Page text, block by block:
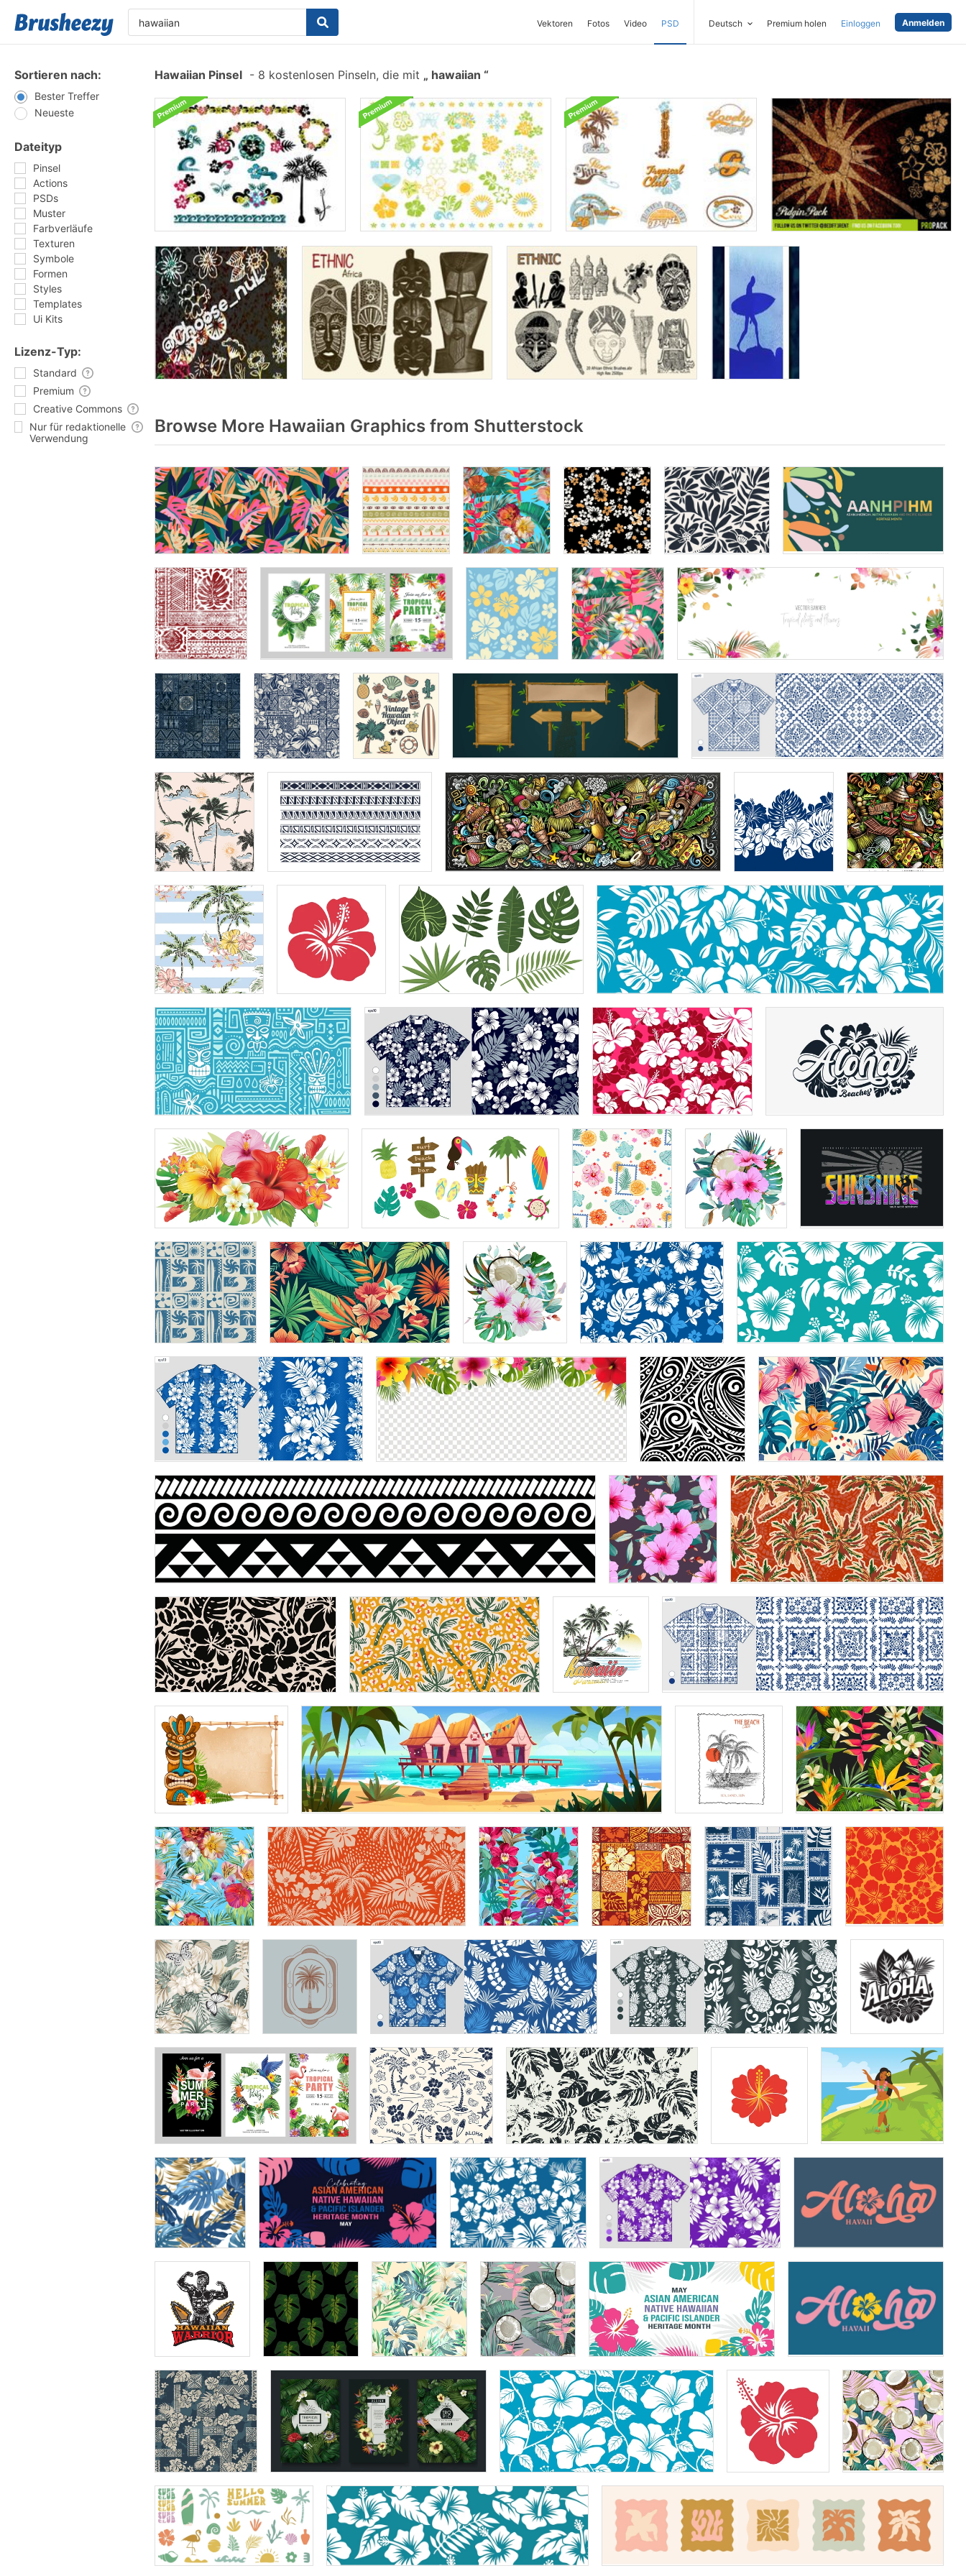
Vektoren Fotos Video PSD Deutsch Premium holen Einloggen Anmelden
Sortieren nach:
Bester Treffer
Neueste
Dateityp
Pinsel
Actions
PSDs
Muster
Farbverläufe
Texturen
Symbole
Formen
Styles
Templates
Ui Kits
Lizenz-Typ:
Standard
Premium
Creative Commons
Nur für redaktionelle
Verwendung
Hawaiian Pinsel - 8 kostenlosen Pinseln, die mit hawaiian
Browse More Hawaiian Graphics from Shutterstock